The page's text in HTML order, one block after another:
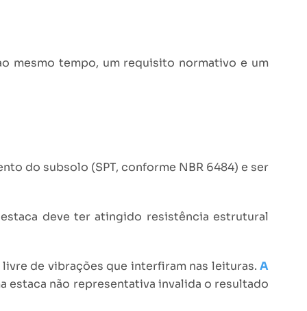
mesmo tempo, um requisito normativo e um
do subsolo (SPT, conforme NBR 6484) e ser
deve ter atingido resistência estrutural
de vibrações que interfiram nas leituras. A
estaca não representativa invalida o resultado